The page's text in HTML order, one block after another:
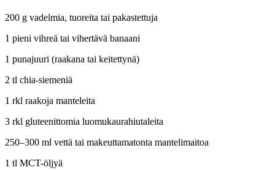
200 g vadelmia, tuoreita tai pakastettuja
1 pieni vihreä tai vihertävä banaani
1 punajuuri (raakana tai keitettynä)
2 tl chia-siemeniä
1 rkl raakoja manteleita
3 rkl gluteenittomia luomukaurahiutaleita
250–300 ml vettä tai makeuttamatonta mantelimaitoa
1 tl MCT-öljyä